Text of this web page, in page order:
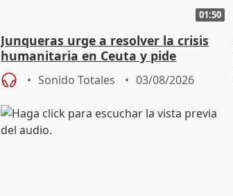
01:50
Junqueras urge a resolver la crisis
humanitaria en Ceuta y pide
responsabilidad a la UE
Sonido Totales 03/08/2026